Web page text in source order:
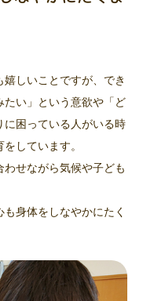
しいことですが、でき
たい」という意欲や「ど
に困っている人がいる時
しています。
せながら気候や子ども
身体をしなやかにたく